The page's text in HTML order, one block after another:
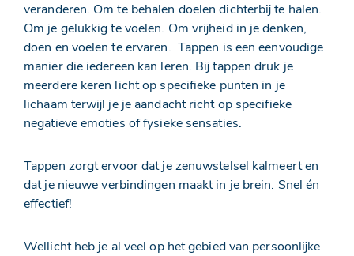
veranderen. Om te behalen doelen dichterbij te halen.
Om je gelukkig te voelen. Om vrijheid in je denken,
doen en voelen te ervaren. Tappen is een eenvoudige
manier die iedereen kan leren. Bij tappen druk je
meerdere keren licht op specifieke punten in je
lichaam terwijl je je aandacht richt op specifieke
negatieve emoties of fysieke sensaties.
Tappen zorgt ervoor dat je zenuwstelsel kalmeert en
dat je nieuwe verbindingen maakt in je brein. Snel én
effectief!
Wellicht heb je al veel op het gebied van persoonlijke